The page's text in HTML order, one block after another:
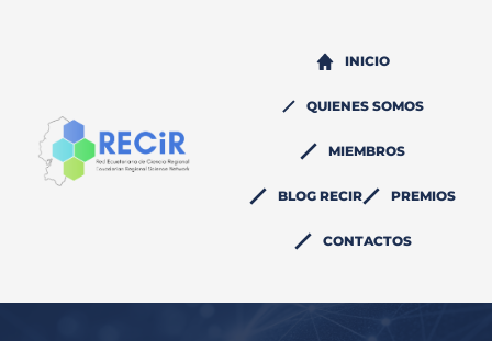
INICIO
QUIENES SOMOS
MIEMBROS
BLOG RECIR PREMIOS
CONTACTOS